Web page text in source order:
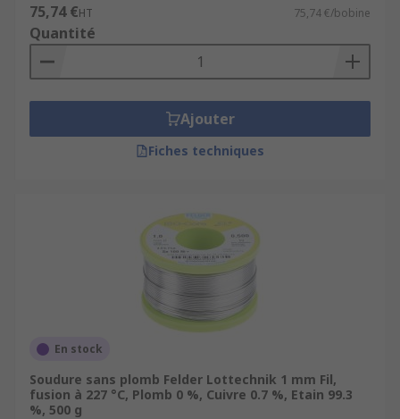
75,74 €HT 75,74 €/bobine
Quantité
Ajouter
Fiches techniques
En stock
Soudure sans plomb Felder Lottechnik 1 mm Fil,
fusion à 227 °C, Plomb 0 %, Cuivre 0.7 %, Etain 99.3
%, 500 g